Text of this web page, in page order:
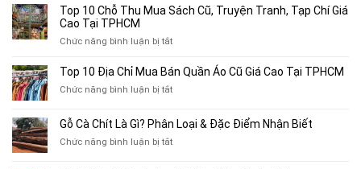
4
Chuyên
Bán
Xe
Cũ,
Xe
Top 10 Chỗ Thu Mua Sách Cũ, Truyện Tranh, Tạp Chí Giá
Cao Tại TPHCM
Chức năng bình luận bị tắtở
10
Thu
Sách
Top 10 Địa Chỉ Mua Bán Quần Áo Cũ Giá Cao Tại TPHCM
Chức năng bình luận bị tắtở
Địa
Chỉ
Gỗ Cà Chít Là Gì? Phân Loại & Đặc Điểm Nhận Biết
Chức năng bình luận bị tắtở